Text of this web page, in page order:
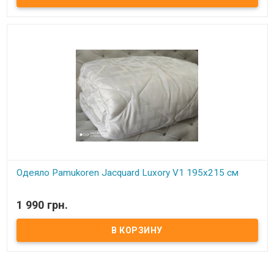
Одеяло Pamukoren Jacquard Luxory V1 195x215 см
Одеяло Pamukoren Jacquard Luxory V1 195x215 см Размер:
195х215 см. Наполнитель: антиаллергенное волокно. Чехол:
сатин жаккард. Возможна стирка при 40 градусах.
Производитель: Pamukoren (Турция).
1 990 грн.